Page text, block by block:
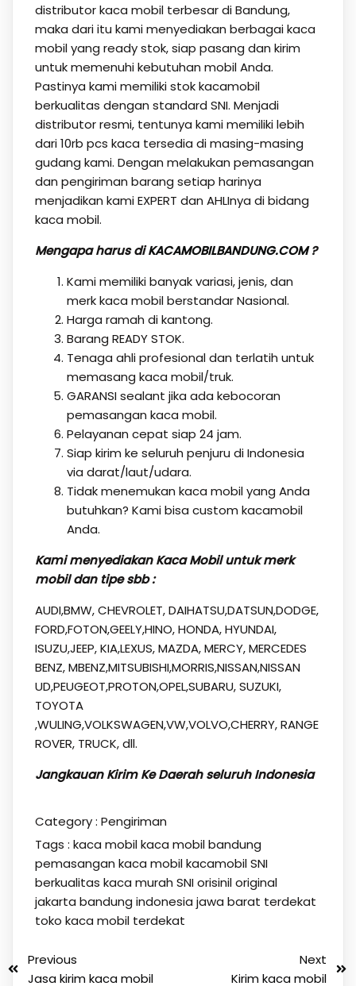
distributor kaca mobil terbesar di Bandung,
maka dari itu kami menyediakan berbagai kaca
mobil yang ready stok, siap pasang dan kirim
untuk memenuhi kebutuhan mobil Anda.
Pastinya kami memiliki stok kacamobil
berkualitas dengan standard SNI. Menjadi
distributor resmi, tentunya kami memiliki lebih
dari 10rb pcs kaca tersedia di masing-masing
gudang kami. Dengan melakukan pemasangan
dan pengiriman barang setiap harinya
menjadikan kami EXPERT dan AHLInya di bidang
kaca mobil.
Mengapa harus diKACAMOBILBANDUNG.COM?
Kami memiliki banyak variasi, jenis, dan
merk kaca mobil berstandar Nasional.
Harga ramah di kantong.
Barang READY STOK.
Tenaga ahli profesional dan terlatih untuk
memasang kaca mobil/truk.
GARANSI sealant jika ada kebocoran
pemasangan kaca mobil.
Pelayanan cepat siap 24 jam.
Siap kirim ke seluruh penjuru di Indonesia
via darat/laut/udara.
Tidak menemukan kaca mobil yang Anda
butuhkan? Kami bisa custom kacamobil
Anda.
Kami menyediakan Kaca Mobil untuk merk
mobil dan tipe sbb :
AUDI,BMW, CHEVROLET, DAIHATSU,DATSUN,DODGE,
FORD,FOTON,GEELY,HINO, HONDA, HYUNDAI,
ISUZU,JEEP, KIA,LEXUS, MAZDA, MERCY, MERCEDES
BENZ, MBENZ,MITSUBISHI,MORRIS,NISSAN,NISSAN
UD,PEUGEOT,PROTON,OPEL,SUBARU, SUZUKI,
TOYOTA
,WULING,VOLKSWAGEN,VW,VOLVO,CHERRY, RANGE
ROVER, TRUCK, dll.
Jangkauan Kirim Ke Daerah seluruh Indonesia
Category : Pengiriman
Tags : kaca mobilkaca mobil bandung
pemasangan kaca mobil kacamobil SNI
berkualitas kaca murah SNI orisinil original
jakarta bandung indonesia jawa barat terdekat
toko kaca mobil terdekat
Previous
Jasa kirim kaca mobil
Next
Kirim kaca mobil